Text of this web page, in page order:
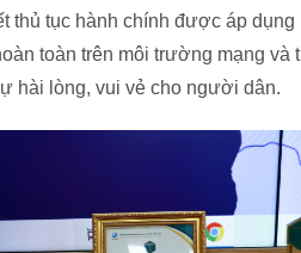
thủ tục hành chính được áp
toàn trên môi trường mạng và
hài lòng, vui vẻ cho người dân.